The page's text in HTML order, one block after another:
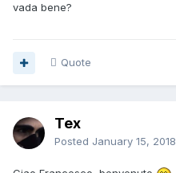
vada bene?
Quote
Tex
Posted January 15, 2018